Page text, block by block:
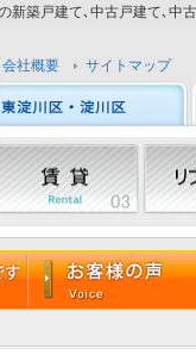
築戸建て､中古戸建て､中
会社概要 サイトマップ